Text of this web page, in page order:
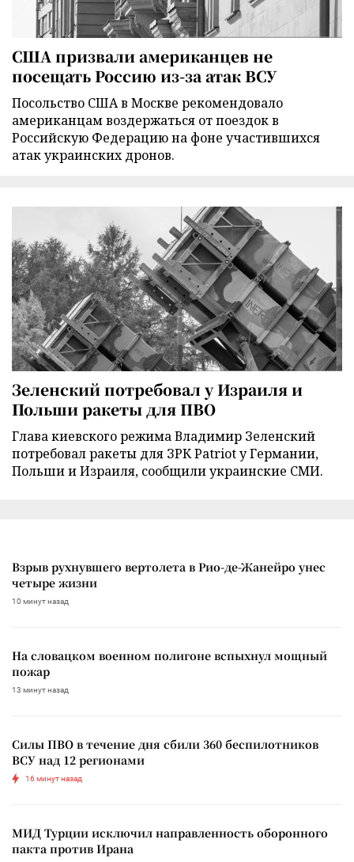
США призвали американцев не
посещать Россию из-за атак ВСУ
Посольство США в Москве рекомендовало
американцам воздержаться от поездок в
Российскую Федерацию на фоне участившихся
атак украинских дронов.
Зеленский потребовал у Израиля и
Польши ракеты для ПВО
Глава киевского режима Владимир Зеленский
потребовал ракеты для ЗРК Patriot у Германии,
Польши и Израиля, сообщили украинские СМИ.
Взрыв рухнувшего вертолета в Рио-де-Жанейро унес
четыре жизни
10 минут назад
На словацком военном полигоне вспыхнул мощный
пожар
13 минут назад
Силы ПВО в течение дня сбили 360 беспилотников
ВСУ над 12 регионами
16 минут назад
МИД Турции исключил направленность оборонного
пакта против Ирана